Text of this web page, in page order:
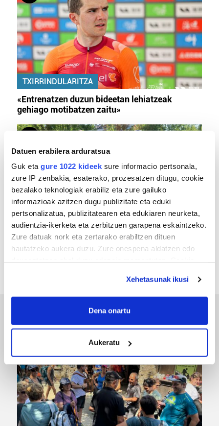
Datuen erabilera arduratsua
Guk eta gure 1022 kideek sure informacio pertsonala,
zure IP zenbakia, esaterako, prozesatzen ditugu, cookie
bezalako teknologiak erabiliz eta zure gailuko
informazioak azitzen dugu publizitate eta eduki
pertsonalizatua, publizitatearen eta edukiaren neurketa,
audientzia-ikerketa eta zerbitzuen garapena eskaintzeko.
Zure datuak nork eta zertarako erabiltzen dituen
hautatzeko aukera duzu. Zure onespena aldatzen edo
If you allow, we would also like to:
Collect information about your geographical
Identify your device by actively scanning it for
specific characteristics (fingerprinting)
Find out more about how your personal data is processed
and set your preferences in thedetails section.
Guk eta gure bazkideek zure datu pertsonalak
prozesatzen ditugu, zure IP zenbakia, besteak beste,
Xehetasunak ikusi
Dena onartu
Aukeratu
TXIRRINDULARITZA
«Entrenatzen duzun bideetan lehiatzeak
gehiago motibatzen zaitu»
MEMORIA HISTORIKOA
«Gai tabua izan da etxe gehienetan, jendeak
azkeneko momentuan hitz egin du»